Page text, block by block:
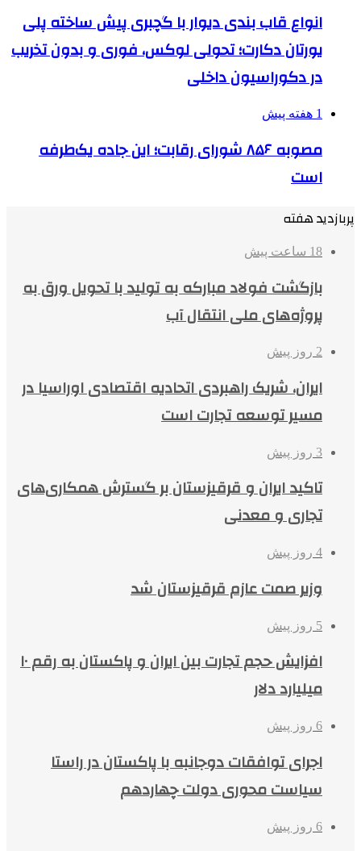
انواع قاب بندی دیوار با گچبری پیش ساخته پلی
یورتان دکارت؛ تحولی لوکس، فوری و بدون تخریب
در دکوراسیون داخلی
1 هفته پیش
مصوبه ۸۵۶ شورای رقابت؛ این جاده یک‌طرفه
است
پربازدید هفته
18 ساعت پیش
بازگشت فولاد مبارکه به تولید با تحویل ورق به
پروژه‌های ملی انتقال آب
2 روز پیش
ایران، شریک راهبردی اتحادیه اقتصادی اوراسیا در
مسیر توسعه تجارت است
3 روز پیش
تاکید ایران و قرقیزستان بر گسترش همکاری‌های
تجاری و معدنی
4 روز پیش
وزیر صمت عازم قرقیزستان شد
5 روز پیش
افزایش حجم تجارت بین ایران و پاکستان به رقم ۱۰
میلیارد دلار
6 روز پیش
اجرای توافقات دوجانبه با پاکستان در راستا
سیاست محوری دولت چهاردهم
6 روز پیش